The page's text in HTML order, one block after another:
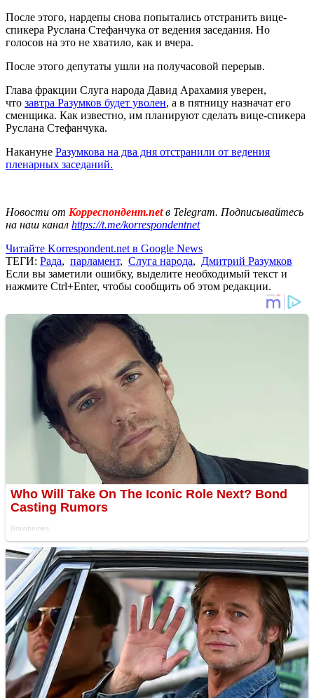
После этого, нардепы снова попытались отстранить вице-
спикера Руслана Стефанчука от ведения заседания. Но
голосов на это не хватило, как и вчера.
После этого депутаты ушли на получасовой перерыв.
Глава фракции Слуга народа Давид Арахамия уверен,
что завтра Разумков будет уволен, а в пятницу назначат его
сменщика. Как известно, им планируют сделать вице-спикера
Руслана Стефанчука.
Накануне Разумкова на два дня отстранили от ведения
пленарных заседаний.
Новости от Корреспондент.netв Telegram. Подписывайтесь
на наш канал https://t.me/korrespondentnet
Читайте Korrespondent.net в Google News
ТЕГИ: Рада, парламент, Слуга народа, Дмитрий Разумков
Если вы заметили ошибку, выделите необходимый текст и
нажмите Ctrl+Enter, чтобы сообщить об этом редакции.